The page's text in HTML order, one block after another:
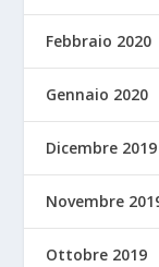
Febbraio 2020
Gennaio 2020
Dicembre 2019
Novembre
Ottobre 2019